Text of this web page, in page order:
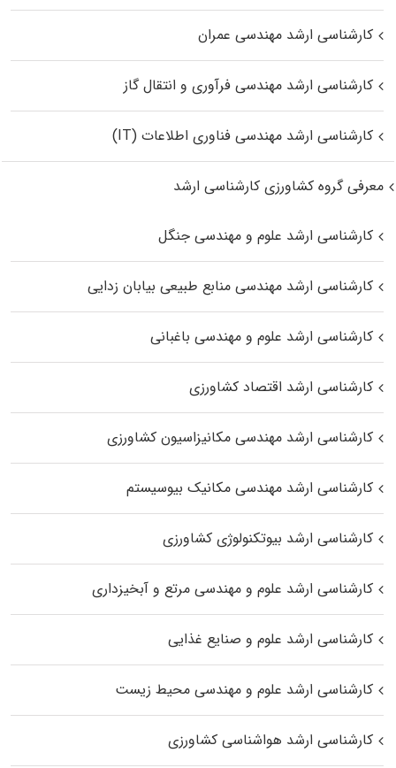
کارشناسی ارشد مهندسی عمران
کارشناسی ارشد مهندسی فرآوری و انتقال گاز
کارشناسی ارشد مهندسی فناوری اطلاعات (IT)
معرفی گروه کشاورزی کارشناسی ارشد
کارشناسی ارشد علوم و مهندسی جنگل
کارشناسی ارشد مهندسی منابع طبیعی بیابان زدایی
کارشناسی ارشد علوم و مهندسی باغبانی
کارشناسی ارشد اقتصاد کشاورزی
کارشناسی ارشد مهندسی مکانیزاسیون کشاورزی
کارشناسی ارشد مهندسی مکانیک بیوسیستم
کارشناسی ارشد بیوتکنولوژی کشاورزی
کارشناسی ارشد علوم و مهندسی مرتع و آبخیزداری
کارشناسی ارشد علوم و صنایع غذایی
کارشناسی ارشد علوم و مهندسی محیط زیست
کارشناسی ارشد هواشناسی کشاورزی